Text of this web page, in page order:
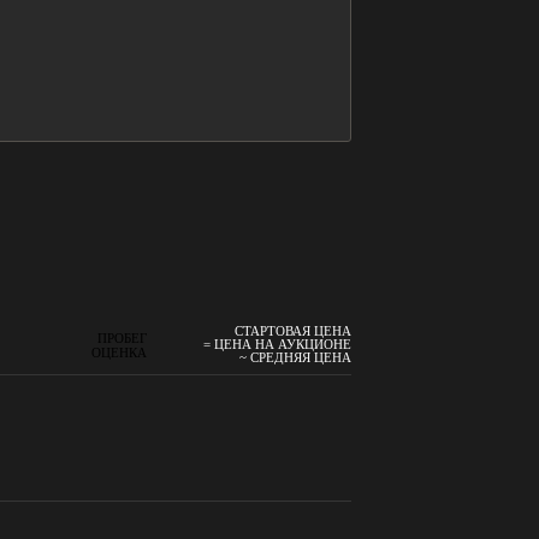
ПРОБЕГ
ОЦЕНКА
СТАРТОВАЯ ЦЕНА
= ЦЕНА НА АУКЦИОНЕ
~ СРЕДНЯЯ ЦЕНА